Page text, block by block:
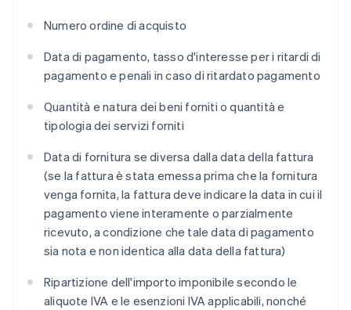
Numero ordine di acquisto
Data di pagamento, tasso d'interesse per i ritardi di
pagamento e penali in caso di ritardato pagamento
Quantità e natura dei beni forniti o quantità e
tipologia dei servizi forniti
Data di fornitura se diversa dalla data della fattura
(se la fattura è stata emessa prima che la fornitura
venga fornita, la fattura deve indicare la data in cui il
pagamento viene interamente o parzialmente
ricevuto, a condizione che tale data di pagamento
sia nota e non identica alla data della fattura)
Ripartizione dell'importo imponibile secondo le
aliquote IVA e le esenzioni IVA applicabili, nonché